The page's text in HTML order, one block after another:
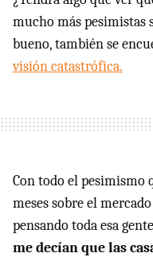
mucho más pesimistas
bueno, también se
visión catastrófica.
Con todo el pesimismo
meses sobre el
pensando toda esa
me decían que las